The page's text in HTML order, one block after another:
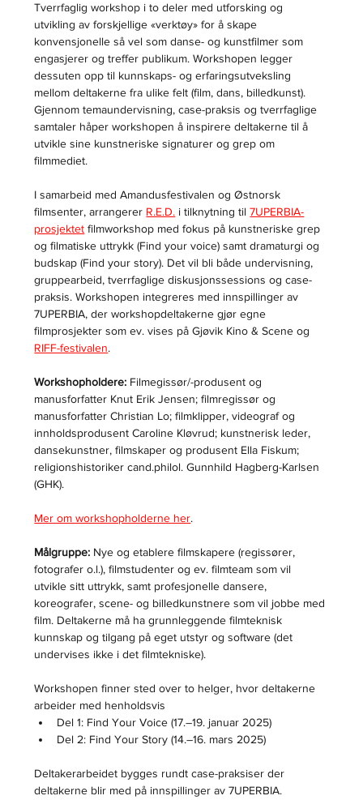
Tverrfaglig workshop i to deler med utforsking og
utvikling av forskjellige «verktøy» for å skape
konvensjonelle så vel som danse- og kunstfilmer som
engasjerer og treffer publikum. Workshopen legger
dessuten opp til kunnskaps- og erfaringsutveksling
mellom deltakerne fra ulike felt (film, dans, billedkunst).
Gjennom temaundervisning, case-praksis og tverrfaglige
samtaler håper workshopen å inspirere deltakerne til å
utvikle sine kunstneriske signaturer og grep om
filmmediet.
I samarbeid med Amandusfestivalen og Østnorsk
filmsenter, arrangerer R.E.D. i tilknytning til 7UPERBIA-
prosjektet filmworkshop med fokus på kunstneriske grep
og filmatiske uttrykk (Find your voice) samt dramaturgi og
budskap (Find your story). Det vil bli både undervisning,
gruppearbeid, tverrfaglige diskusjonssessions og case-
praksis. Workshopen integreres med innspillinger av
7UPERBIA, der workshopdeltakerne gjør egne
filmprosjekter som ev. vises på Gjøvik Kino & Scene og
RIFF-festivalen.
Workshopholdere: Filmegissør/-produsent og
manusforfatter Knut Erik Jensen; filmregissør og
manusforfatter Christian Lo; filmklipper, videograf og
innholdsprodusent Caroline Kløvrud; kunstnerisk leder,
dansekunstner, filmskaper og produsent Ella Fiskum;
religionshistoriker cand.philol. Gunnhild Hagberg-Karlsen
(GHK).
Mer om workshopholderne her.
Målgruppe: Nye og etablere filmskapere (regissører,
fotografer o.l.), filmstudenter og ev. filmteam som vil
utvikle sitt uttrykk, samt profesjonelle dansere,
koreografer, scene- og billedkunstnere som vil jobbe med
film. Deltakerne må ha grunnleggende filmteknisk
kunnskap og tilgang på eget utstyr og software (det
undervises ikke i det filmtekniske).
Workshopen finner sted over to helger, hvor deltakerne
arbeider med henholdsvis
Del 1: Find Your Voice (17.–19. januar 2025)
Del 2: Find Your Story (14.–16. mars 2025)
Deltakerarbeidet bygges rundt case-praksiser der
deltakerne blir med på innspillinger av 7UPERBIA.